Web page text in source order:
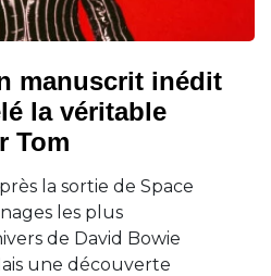
manuscrit inédit
la véritable
Tom
la sortie de Space
les plus
de David Bowie
une découverte